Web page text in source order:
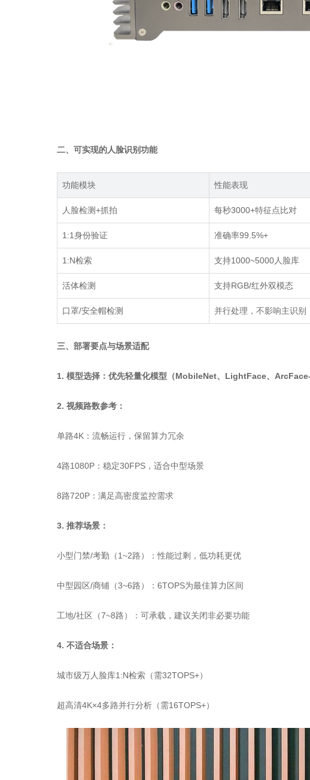
二、可实现的人脸识别功能
功能模块 性能表现
人脸检测+抓拍 每秒3000+特征点比对
1:1身份验证 准确率99.5%+
1:N检索 支持1000~5000人脸库
活体检测 支持RGB/红外双模态
口罩/安全帽检测 并行处理，不影响主识别
三、部署要点与场景适配
1. 模型选择：优先轻量化模型（MobileNet、LightFace、
2. 视频路数参考：
单路4K：流畅运行，保留算力冗余
4路1080P：稳定30FPS，适合中型场景
8路720P：满足高密度监控需求
3. 推荐场景：
小型门禁/考勤（1~2路）：性能过剩，低功耗更优
中型园区/商铺（3~6路）：6TOPS为最佳算力区间
工地/社区（7~8路）：可承载，建议关闭非必要功能
4. 不适合场景：
城市级万人脸库1:N检索（需32TOPS+）
超高清4K×4多路并行分析（需16TOPS+）